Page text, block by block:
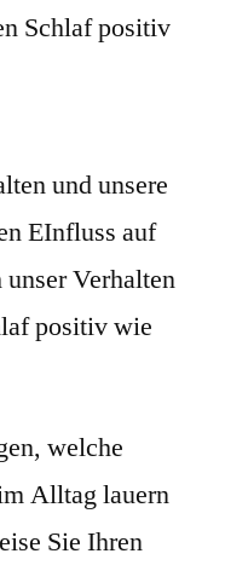
Schlaf positiv
und unsere
EInfluss auf
Verhalten
positiv wie
welche
Alltag lauern
Sie Ihren